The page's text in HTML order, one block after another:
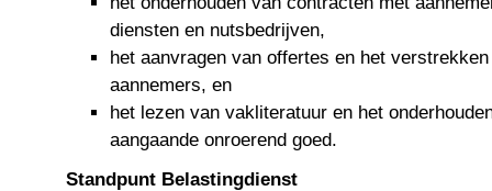
diensten en nutsbedrijven,
het aanvragen van offertes en het
aannemers, en
het lezen van vakliteratuur en het
aangaande onroerend goed.
Standpunt Belastingdienst